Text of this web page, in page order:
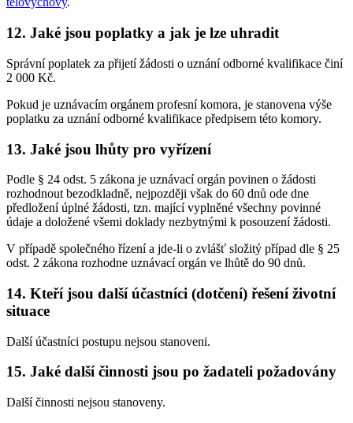
12. Jaké jsou poplatky a jak je lze uhradit
Správní poplatek za přijetí žádosti o uznání odborné kvalifikace činí
2 000 Kč.
Pokud je uznávacím orgánem profesní komora, je stanovena výše
poplatku za uznání odborné kvalifikace předpisem této komory.
13. Jaké jsou lhůty pro vyřízení
Podle § 24 odst. 5 zákona je uznávací orgán povinen o žádosti
rozhodnout bezodkladně, nejpozději však do 60 dnů ode dne
předložení úplné žádosti, tzn. mající vyplněné všechny povinné
údaje a doložené všemi doklady nezbytnými k posouzení žádosti.
V případě společného řízení a jde-li o zvlášť složitý případ dle § 25
odst. 2 zákona rozhodne uznávací orgán ve lhůtě do 90 dnů.
14. Kteří jsou další účastníci (dotčení) řešení životní
situace
Další účastníci postupu nejsou stanoveni.
15. Jaké další činnosti jsou po žadateli požadovány
Další činnosti nejsou stanoveny.